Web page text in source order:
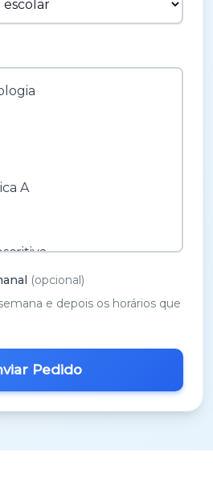
A
das Artes
Ciclo
(opcional)
e depois os horários que